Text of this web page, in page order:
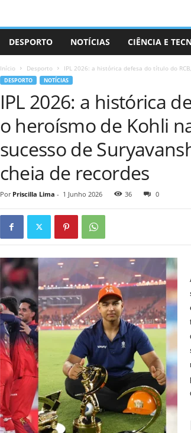
DESPORTO NOTÍCIAS CIÊNCIA E
Início Desporto IPL 2026: a histórica defesa do título do
DESPORTO NOTÍCIAS
IPL 2026: a histórica
o heroísmo de Kohli
sucesso de
cheia de recordes
Por Priscilla Lima - 1 Junho 2026 36 0